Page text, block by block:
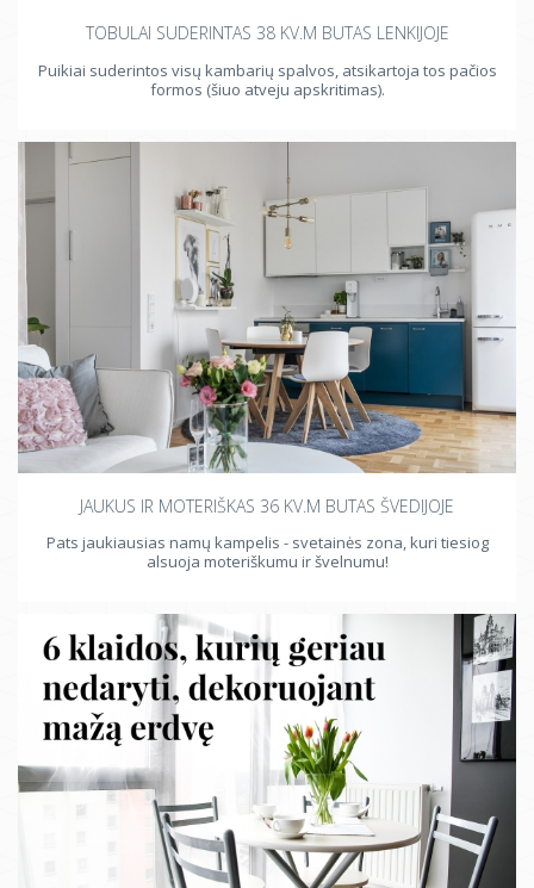
TOBULAI SUDERINTAS 38 KV.M BUTAS LENKIJOJE
Puikiai suderintos visų kambarių spalvos, atsikartoja tos pačios
formos (šiuo atveju apskritimas).
JAUKUS IR MOTERIŠKAS 36 KV.M BUTAS ŠVEDIJOJE
Pats jaukiausias namų kampelis - svetainės zona, kuri tiesiog
alsuoja moteriškumu ir švelnumu!